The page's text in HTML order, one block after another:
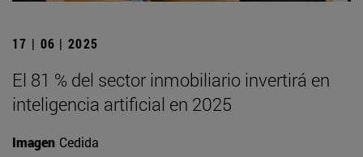
17 | 06 | 2025
El 81 % del sector inmobiliario invertirá en
inteligencia artificial en 2025
Imagen Cedida